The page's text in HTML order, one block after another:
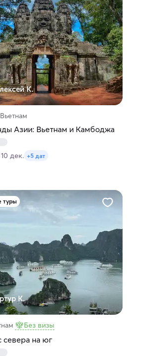
К.
Азии: Вьетнам и Камбоджа
10 дек. +5 дат
туры
К.
Без визы
севера на юг